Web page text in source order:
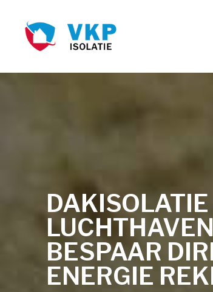
DAKISOLATIE
BESPAAR
ENERGIE